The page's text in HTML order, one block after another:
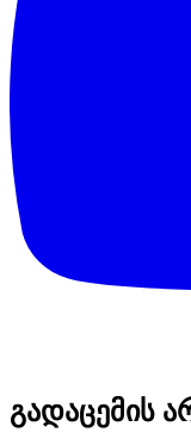
გადაცემის